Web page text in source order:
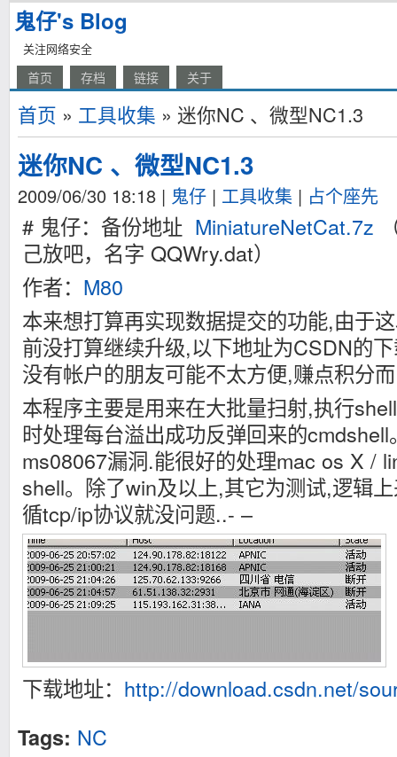
鬼仔's Blog
关注网络安全
首页 存档 链接 关于
首页 » 工具收集 » 迷你NC 、微型NC1.3
迷你NC 、微型NC1.3
2009/06/30 18:18 | 鬼仔 | 工具收集 | 占个座先
# 鬼仔：备份地址 MiniatureNetCat.7z
己放吧，名字 QQWry.dat）
作者： M80
本来想打算再实现数据提交的功能,由于
前没打算继续升级,以下地址为CSDN的
没有帐户的朋友可能不太方便,赚点积分
本程序主要是用来在大批量扫射,执行
时处理每台溢出成功反弹回来的
ms08067漏洞.能很好的处理mac os X /
shell。除了win及以上,其它为测试,逻辑
循tcp/ip协议就没问题..- –
下载地址： http://download.csdn.net/
Tags: NC